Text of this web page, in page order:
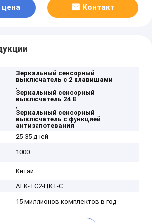
Контакт
Зеркальный сенсорный
выключатель с 2 клавишами
,
Зеркальный сенсорный
выключатель 24 В
,
Зеркальный сенсорный
выключатель с функцией
антизапотевания
25-35 дней
1000
Китай
АЕК-ТС2-ЦКТ-С
15 миллионов комплектов в год